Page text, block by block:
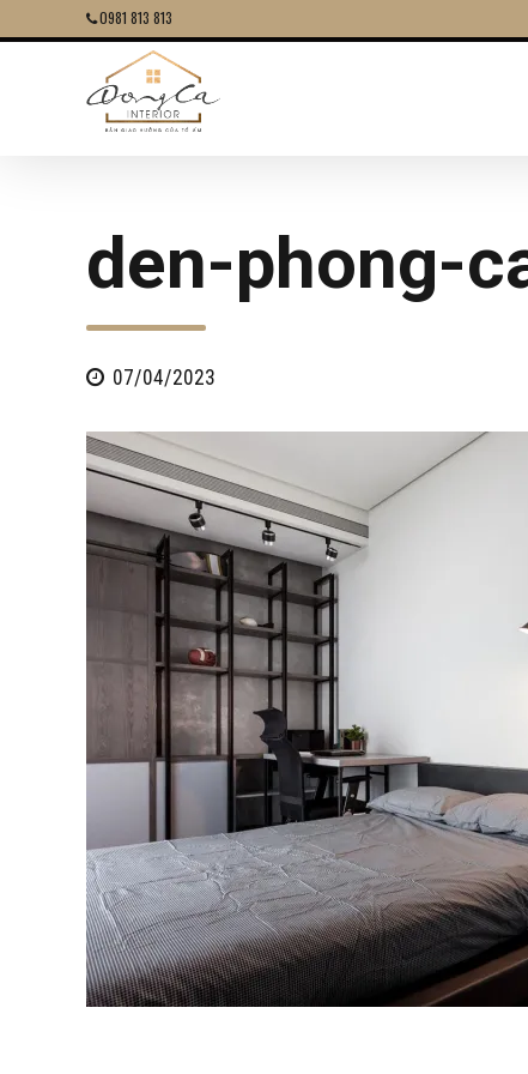
0981 813 813
den-phong-
07/04/2023